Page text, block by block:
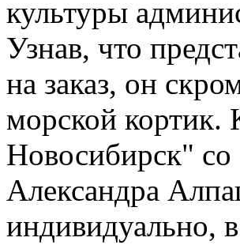
культуры
Узнав, что
на заказ, он
морской кортик.
Новосибирск" со
Александра
индивидуально,